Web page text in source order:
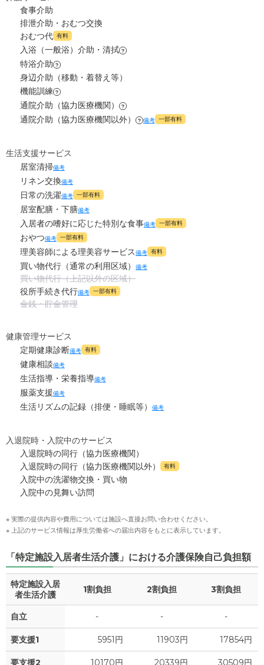
上乗せ介護費 ?
その他
介護保険料
管理費
食費 ?
水道・光熱費
上乗せ介護費
その他 0
介護保険料
食事介助
排泄介助・おむつ交換
おむつ代 有料
入浴（一般浴）介助・清拭 ?
特浴介助 ?
身辺介助（移動・着替え等）
機能訓練 ?
通院介助（協力医療機関） ?
通院介助（協力医療機関以外） ? 備考 一部有料
生活支援サービス
居室清掃備考
リネン交換備考
日常の洗濯備考 一部有料
居室配膳・下膳備考
入居者の嗜好に応じた特別な食事備考 一部有料
おやつ備考 一部有料
理美容師による理美容サービス備考 有料
買い物代行（通常の利用区域） 備考
買い物代行（上記以外の区域）
役所手続き代行備考 一部有料
金銭・貯金管理
健康管理サービス
定期健康診断備考 有料
健康相談備考
生活指導・栄養指導備考
服薬支援備考
生活リズムの記録（排便・睡眠等） 備考
入退院時・入院中のサービス
入退院時の同行（協力医療機関）
入退院時の同行（協力医療機関以外）
有料
入院中の洗濯物交換・買い物
入院中の見舞い訪問
※ 実際の提供内容や費用については施設へ直接お問い合わせください。
※ 上記のサービス情報は厚生労働省への届出内容をもとに表示しています。
「特定施設入居者生活介護」における介護保険自己負担額
特定施設入居
者生活介護
1割負担 2割負担 3割負担
自立 - - -
要支援1 5951円 11903円 17854円
要支援2 10170円 20339円 30509円